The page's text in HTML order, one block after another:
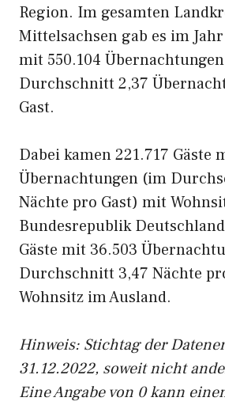
Region. Im gesamten
Mittelsachsen gab es im
mit 550.104
Durchschnitt 2,37
Gast.
Dabei kamen 221.717 Gäste
Übernachtungen (im
Nächte pro Gast) mit
Bundesrepublik
Gäste mit 36.503
Durchschnitt 3,47 Nächte
Wohnsitz im Ausland.
Hinweis: Stichtag der
31.12.2022, soweit nicht
Eine Angabe von 0 kann